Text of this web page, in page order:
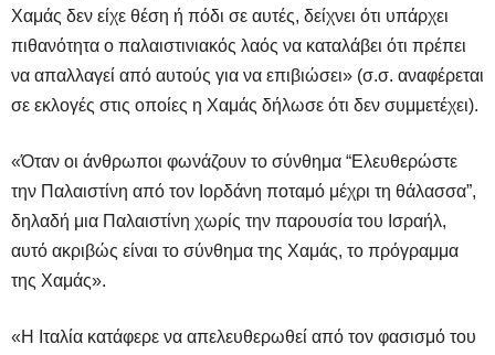
Χαμάς δεν είχε θέση ή πόδι σε αυτές, δείχνει ότι υπάρχει
πιθανότητα ο παλαιστινιακός λαός να καταλάβει ότι πρέπει
να απαλλαγεί από αυτούς για να επιβιώσει» (σ.σ. αναφέρεται
σε εκλογές στις οποίες η Χαμάς δήλωσε ότι δεν συμμετέχει).
«Όταν οι άνθρωποι φωνάζουν το σύνθημα “Ελευθερώστε
την Παλαιστίνη από τον Ιορδάνη ποταμό μέχρι τη θάλασσα”,
δηλαδή μια Παλαιστίνη χωρίς την παρουσία του Ισραήλ,
αυτό ακριβώς είναι το σύνθημα της Χαμάς, το πρόγραμμα
της Χαμάς».
«Η Ιταλία κατάφερε να απελευθερωθεί από τον φασισμό του